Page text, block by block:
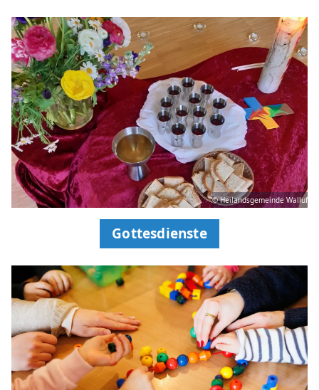
© Heilandsgemeinde Walluf
Gottesdienste